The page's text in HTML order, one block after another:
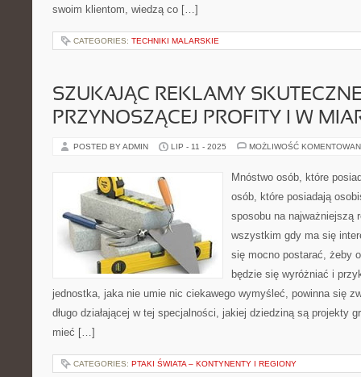
swoim klientom, wiedzą co […]
CATEGORIES: TECHNIKI MALARSKIE
SZUKAJĄC REKLAMY
PRZYNOSZĄCEJ PROFITY I W
POSTED BY ADMIN LIP - 11 - 2025 MOŻLIWOŚĆ
Mnóstwo osób, które
osób, które posiadają
sposobu na najważniejszą
wszystkim gdy ma się
się mocno postarać, żeby
będzie się wyróżniać i
jednostka, jaka nie umie nic ciekawego wymyśleć, powinna się
długo działającej w tej specjalności, jakiej dziedziną są projekty
mieć […]
CATEGORIES: PTAKI ŚWIATA – KONTYNENTY I REGIONY